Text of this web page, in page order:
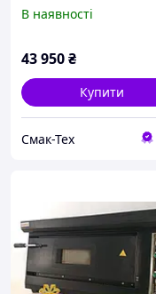
В наявності
43 950₴
Купити
Смак-Тех